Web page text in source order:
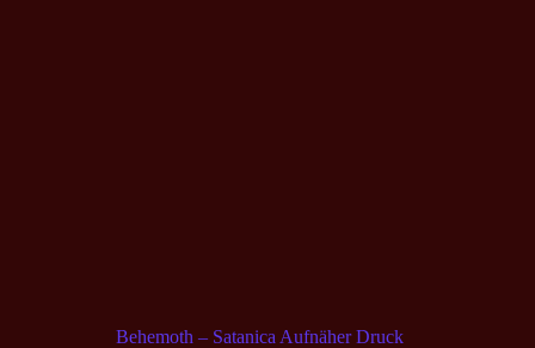
Behemoth – Satanica Aufnäher Druck